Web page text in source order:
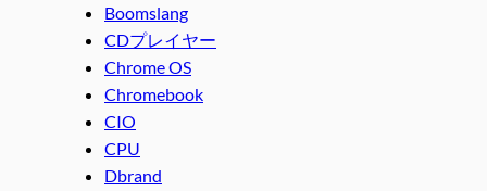
Boomslang
CDプレイヤー
Chrome OS
Chromebook
CIO
CPU
Dbrand